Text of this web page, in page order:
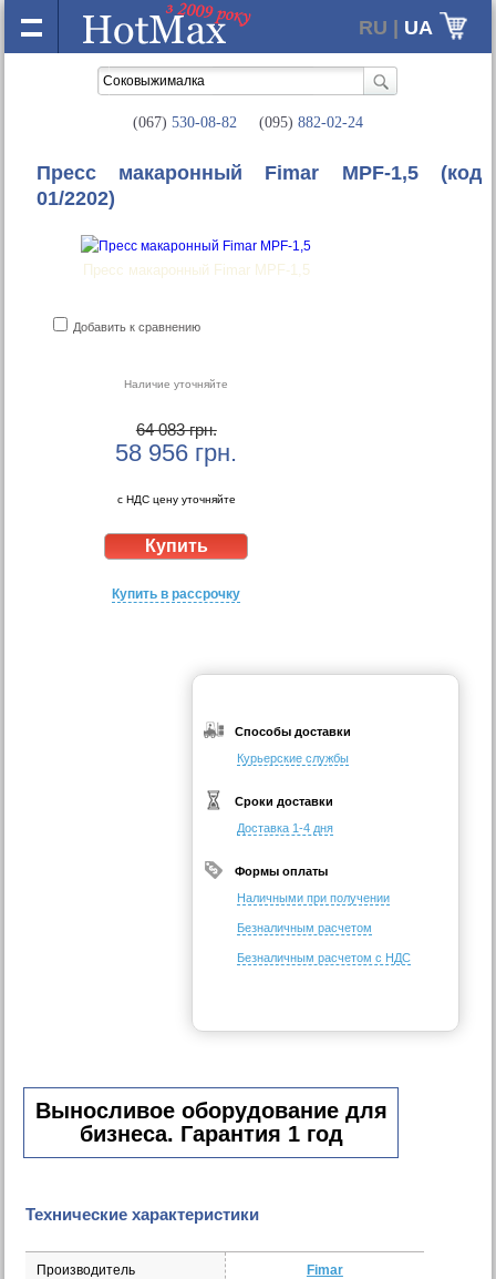
RU | UA
(067) 530-08-82 (095) 882-02-24
Пресс макаронный Fimar MPF-1,5(код
01/2202)
Пресс макаронный Fimar MPF-1,5
Добавить к сравнению
Наличие уточняйте
64 083 грн.
58 956 грн.
с НДС цену уточняйте
Купить в рассрочку
Способы доставки
Курьерские службы
Сроки доставки
Доставка 1-4 дня
Формы оплаты
Наличными при получении
Безналичным расчетом
Безналичным расчетом с НДС
Выносливое оборудование для
бизнеса. Гарантия 1 год
Технические характеристики
Производитель Fimar